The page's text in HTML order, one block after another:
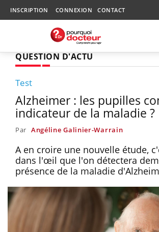
INSCRIPTION CONNEXION CONTACT
QUESTION D'ACTU
Test
Alzheimer : les pupilles
indicateur de la maladie ?
Par Angéline Galinier-Warrain
A en croire une nouvelle étude,
dans l'œil que l'on détectera
présence de la maladie